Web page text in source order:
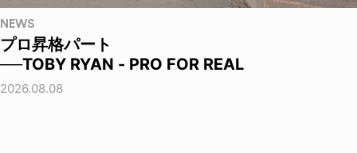
NEWS
プロ昇格パート
──TOBY RYAN - PRO FOR REAL
2026.08.08